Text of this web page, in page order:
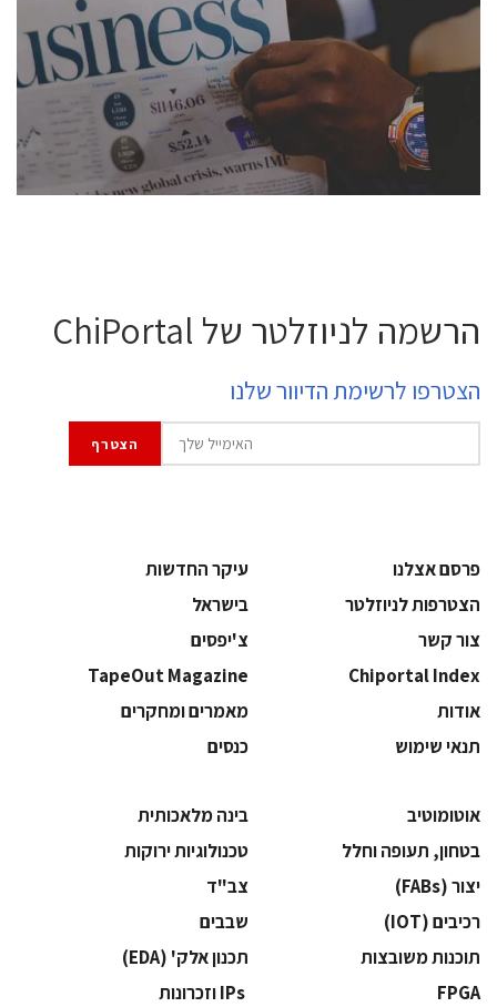
conference is intended for everyone involved in the
semiconductor industry, including engineers,
professional experts, and senior executives.
לחץ לפרטים
הרשמה לניוזלטר של ChiPortal
הצטרפו לרשימת הדיוור שלנו
פרסם אצלנו
עיקר החדשות
הצטרפות לניוזלטר
בישראל
צור קשר
צ'יפסים
Chiportal Index
TapeOut Magazine
אודות
מאמרים ומחקרים
תנאי שימוש
כנסים
אוטומוטיב
בינה מלאכותית
בטחון, תעופה וחלל
‫טכנולוגיות ירוקות‬
‫יצור (‪(FABs‬‬
‫צב"ד‬
‫רכיבים‬ (IOT)
‫שבבים‬
‫תוכנות משובצות‬
‫תכנון אלק' (‪(EDA‬‬
‫‪FPGA‬‬